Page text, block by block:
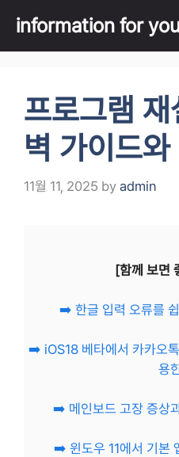
content
information for
프로그램
벽 가이드와
11월 11, 2025 by admin
[함께 보면
➡️ 한글 입력 오류를
➡️ iOS18 베타에서 카카오
용
➡️ 메인보드 고장 증상
➡️ 윈도우 11에서 기본